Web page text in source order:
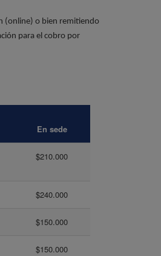
(online) o bien remitiendo
para el cobro por
En sede
$210.000
$240.000
$150.000
$150.000